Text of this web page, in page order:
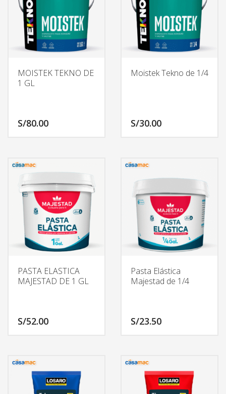
MOISTEK TEKNO DE
1 GL
S/80.00
Moistek Tekno de 1/4
S/30.00
PASTA ELASTICA
MAJESTAD DE 1 GL
S/52.00
Pasta Elástica
Majestad de 1/4
S/23.50